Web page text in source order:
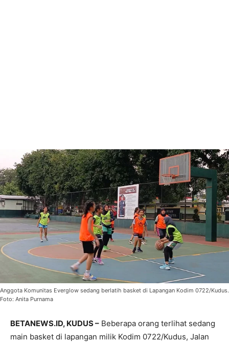
Anggota Komunitas Everglow sedang berlatih basket di Lapangan Kodim 0722/Kudus.
Foto: Anita Purnama
BETANEWS.ID, KUDUS – Beberapa orang terlihat sedang
main basket di lapangan milik Kodim 0722/Kudus, Jalan